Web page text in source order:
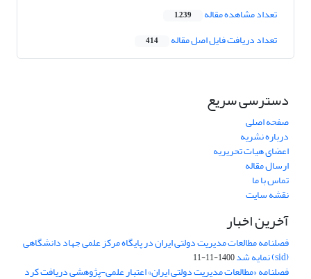
تعداد مشاهده مقاله 1,239
تعداد دریافت فایل اصل مقاله 414
دسترسی سریع
صفحه اصلی
درباره نشریه
اعضای هیات تحریریه
ارسال مقاله
تماس با ما
نقشه سایت
آخرین اخبار
فصلنامه مطالعات مدیریت دولتی ایران در پایگاه مرکز علمی جهاد دانشگاهی
(sid) نمایه شد 1400-11-11
فصلنامه «مطالعات مدیریت دولتی ایران» اعتبار علمی-پژوهشی دریافت کرد